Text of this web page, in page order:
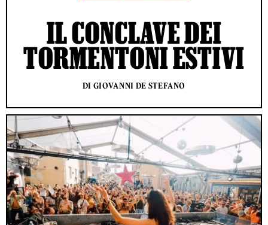
IL CONCLAVE DEI
TORMENTONI ESTIVI
DI GIOVANNI DE STEFANO